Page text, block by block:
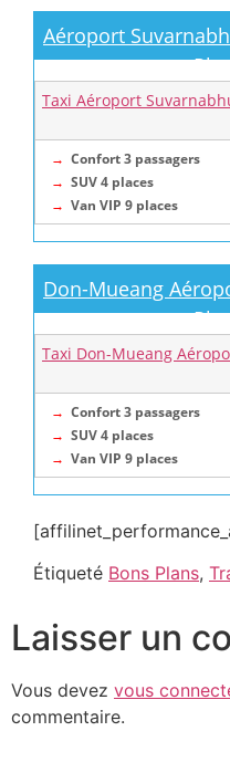
Aéroport
Taxi Aéroport
→ Confort 3 passagers
→ SUV 4 places
→ Van VIP 9 places
Don-Mueang
Taxi Don-Mueang
→ Confort 3 passagers
→ SUV 4 places
→ Van VIP 9 places
Étiqueté Bons Plans,
Laisser un
Vous devez vous
commentaire.